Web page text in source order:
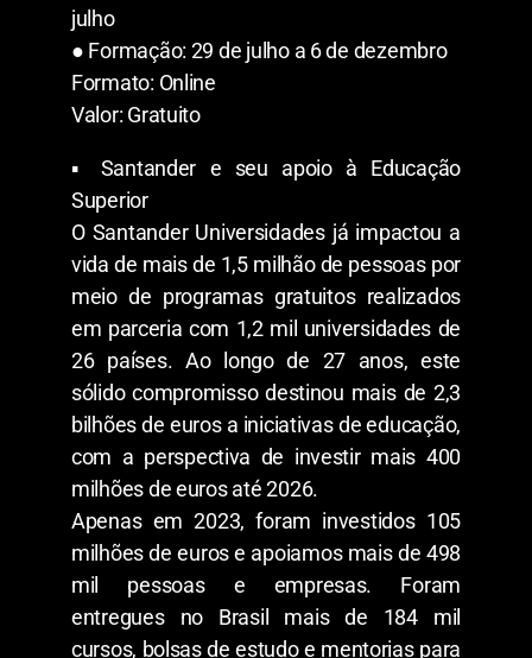
julho
● Formação: 29 de julho a 6 de dezembro
Formato: Online
Valor: Gratuito
▪︎ Santander e seu apoio à Educação
Superior
O Santander Universidades já impactou a
vida de mais de 1,5 milhão de pessoas por
meio de programas gratuitos realizados
em parceria com 1,2 mil universidades de
26 países. Ao longo de 27 anos, este
sólido compromisso destinou mais de 2,3
bilhões de euros a iniciativas de educação,
com a perspectiva de investir mais 400
milhões de euros até 2026.
Apenas em 2023, foram investidos 105
milhões de euros e apoiamos mais de 498
mil pessoas e empresas. Foram
entregues no Brasil mais de 184 mil
cursos, bolsas de estudo e mentorias para